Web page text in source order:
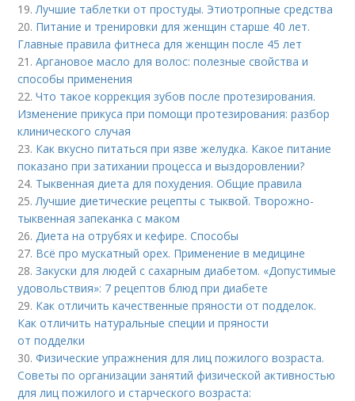
19.Лучшие таблетки от простуды. Этиотропные средства
20. Питание и тренировки для женщин старше 40 лет.
Главные правила фитнеса для женщин после 45 лет
21.Аргановое масло для волос: полезные свойства и
способы применения
22.Что такое коррекция зубов после протезирования.
Изменение прикуса при помощи протезирования: разбор
клинического случая
23. Как вкусно питаться при язве желудка. Какое питание
показано при затихании процесса и выздоровлении?
24. Тыквенная диета для похудения. Общие правила
25.Лучшие диетические рецепты с тыквой. Творожно-
тыквенная запеканка с маком
26.Диета на отрубях и кефире. Способы
27. Всё про мускатный орех. Применение в медицине
28.Закуски для людей с сахарным диабетом. «Допустимые
удовольствия»: 7 рецептов блюд при диабете
29. Как отличить качественные пряности от подделок.
Как отличить натуральные специи и пряности
от подделки
30.Физические упражнения для лиц пожилого возраста.
Советы по организации занятий физической активностью
для лиц пожилого и старческого возраста: